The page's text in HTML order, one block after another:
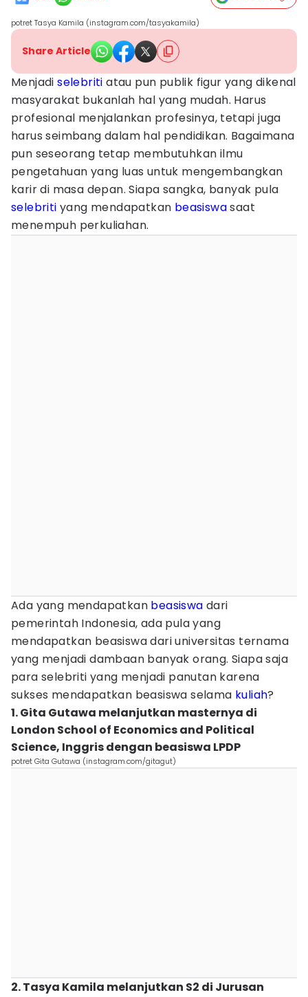
potret Tasya Kamila (instagram.com/tasyakamila)
Share Article
Menjadiselebriti atau pun publik figur yang dikenal
masyarakat bukanlah hal yang mudah. Harus
profesional menjalankan profesinya, tetapi juga
harus seimbang dalam hal pendidikan. Bagaimana
pun seseorang tetap membutuhkan ilmu
pengetahuan yang luas untuk mengembangkan
karir di masa depan. Siapa sangka, banyak pula
selebriti yang mendapatkan beasiswasaat
menempuh perkuliahan.
Ada yang mendapatkan beasiswa dari
pemerintah Indonesia, ada pula yang
mendapatkan beasiswa dari universitas ternama
yang menjadi dambaan banyak orang. Siapa saja
para selebriti yang menjadi panutan karena
sukses mendapatkan beasiswa selama kuliah?
1. Gita Gutawa melanjutkan masternya di
London School of Economics and Political
Science, Inggris dengan beasiswa LPDP
potret Gita Gutawa (instagram.com/gitagut)
2. Tasya Kamila melanjutkan S2 di Jurusan